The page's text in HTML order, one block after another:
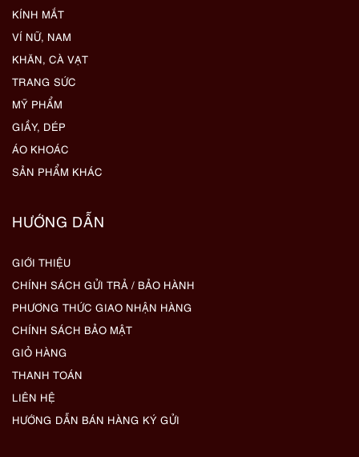
KÍNH MẮT
VÍ NỮ, NAM
KHĂN, CÀ VẠT
TRANG SỨC
MỸ PHẨM
GIẦY, DÉP
ÁO KHOÁC
SẢN PHẨM KHÁC
HƯỚNG DẪN
GIỚI THIỆU
CHÍNH SÁCH GỬI TRẢ / BẢO HÀNH
PHƯƠNG THỨC GIAO NHẬN HÀNG
CHÍNH SÁCH BẢO MẬT
GIỎ HÀNG
THANH TOÁN
LIÊN HỆ
HƯỚNG DẪN BÁN HÀNG KÝ GỬI